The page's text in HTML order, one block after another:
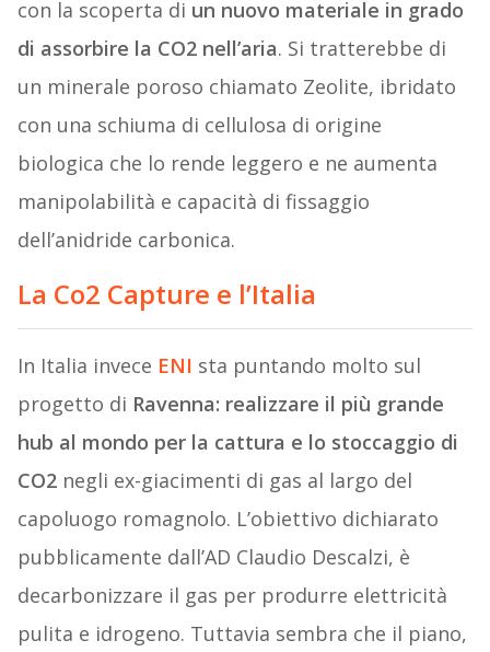
con la scoperta di un nuovo materiale in grado
di assorbire la CO2 nell’aria. Si tratterebbe di
un minerale poroso chiamato Zeolite, ibridato
con una schiuma di cellulosa di origine
biologica che lo rende leggero e ne aumenta
manipolabilità e capacità di fissaggio
dell’anidride carbonica.
La Co2 Capture e l’Italia
In Italia invece ENI sta puntando molto sul
progetto di Ravenna: realizzare il più grande
hub al mondo per la cattura e lo stoccaggio di
CO2negli ex-giacimenti di gas al largo del
capoluogo romagnolo. L’obiettivo dichiarato
pubblicamente dall’AD Claudio Descalzi, è
decarbonizzare il gas per produrre elettricità
pulita e idrogeno. Tuttavia sembra che il piano,